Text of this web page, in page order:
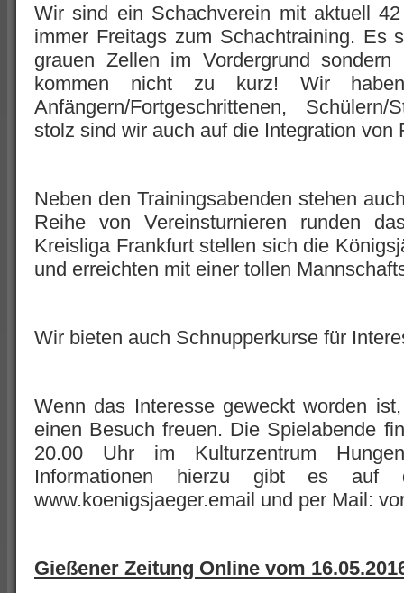
Wir sind ein Schachverein mit aktuell
immer Freitags zum Schachtraining. Es
grauen Zellen im Vordergrund
kommen nicht zu kurz! Wir
Anfängern/Fortgeschrittenen,
stolz sind wir auch auf die Integration von
Neben den Trainingsabenden stehen
Reihe von Vereinsturnieren runden
Kreisliga Frankfurt stellen sich die
und erreichten mit einer tollen
Wir bieten auch Schnupperkurse für
Wenn das Interesse geweckt worden
einen Besuch freuen. Die Spielabende
20.00 Uhr im Kulturzentrum
Informationen hierzu gibt es auf
www.koenigsjaeger.email und per Mail:
Gießener Zeitung Online vom